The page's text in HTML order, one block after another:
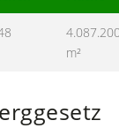
m²